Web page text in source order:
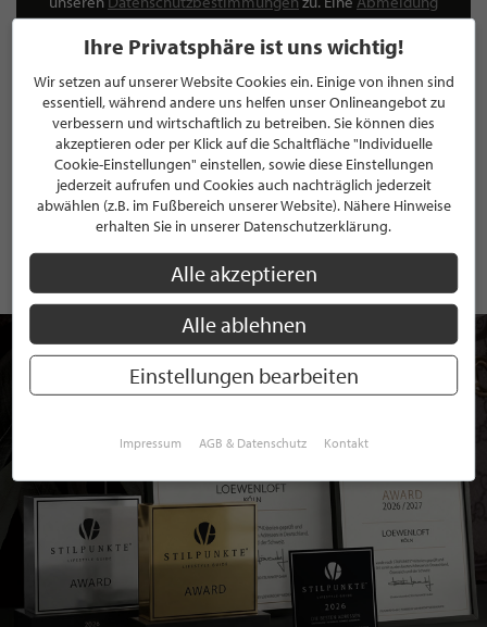
ist jederzeit möglich.
ANMELDEN
Mit der Anmeldung an unserem Newsletter stimmen Sie unseren
Datenschutzbestimmungenzu. EineAbmeldungist jederzeit möglich.
Ihre Privatsphäre ist uns wichtig!
Wir setzen auf unserer Website Cookies ein. Einige von ihnen sind
essentiell, während andere uns helfen unser Onlineangebot zu
verbessern und wirtschaftlich zu betreiben. Sie können dies
akzeptieren oder per Klick auf die Schaltfläche "Individuelle
Cookie-Einstellungen" einstellen, sowie diese Einstellungen
jederzeit aufrufen und Cookies auch nachträglich jederzeit
abwählen (z.B. im Fußbereich unserer Website). Nähere Hinweise
erhalten Sie in unserer Datenschutzerklärung.
Alle akzeptieren
Alle ablehnen
Einstellungen bearbeiten
Impressum AGB & Datenschutz Kontakt